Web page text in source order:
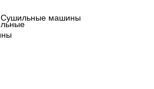
Сушильные машины